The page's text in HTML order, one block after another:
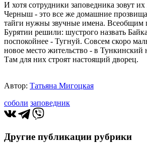
И хотя сотрудники заповедника зовут
Черныш - это все же домашние
тайги нужны звучные имена. Всеобщим
Бурятии решили: шустрого назвать
поспокойнее - Тугнуй. Совсем скоро
новое место жительство - в
Там для них строят настоящий дворец.
Автор: Татьяна Мигоцкая
соболи заповедник
Другие публикации рубрики